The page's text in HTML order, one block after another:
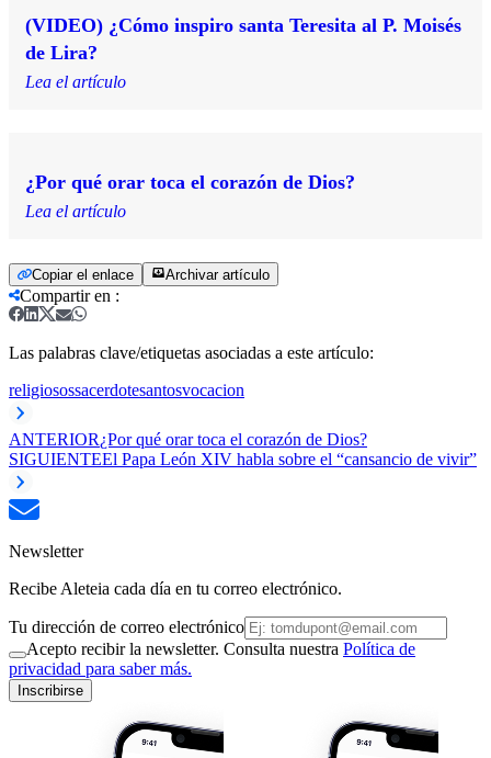
(VIDEO) ¿Cómo inspiro santa Teresita al P. Moisés
de Lira?
Lea el artículo
¿Por qué orar toca el corazón de Dios?
Lea el artículo
Copiar el enlace Archivar artículo
Compartir en :
Las palabras clave/etiquetas asociadas a este artículo:
religiosossacerdotesantosvocacion
ANTERIOR¿Por qué orar toca el corazón de Dios?
SIGUIENTEEl Papa León XIV habla sobre el “cansancio de vivir”
Newsletter
Recibe Aleteia cada día en tu correo electrónico.
Tu dirección de correo electrónico
Acepto recibir la newsletter. Consulta nuestra Política de
privacidad para saber más.
Inscribirse